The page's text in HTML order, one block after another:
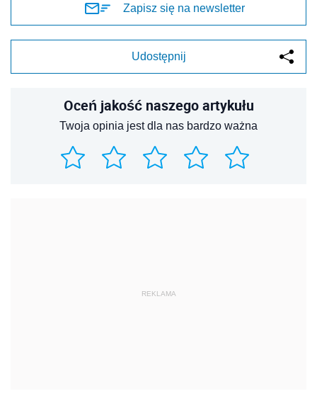
Zapisz się na newsletter
Udostępnij
Oceń jakość naszego artykułu
Twoja opinia jest dla nas bardzo ważna
REKLAMA